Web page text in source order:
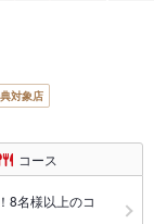
対象店
コース
8名様以上のコ